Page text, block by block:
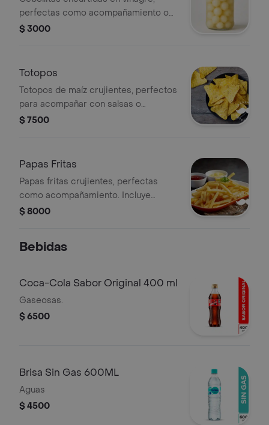
perfectas como acompañamiento o
para añadir a tus platos favoritos.
$ 3000
Totopos
Totopos de maíz crujientes, perfectos
para acompañar con salsas o
guacamole.
$ 7500
Papas Fritas
Papas fritas crujientes, perfectas
como acompañamiento. Incluye
salsas de tomate y mayonesa.
$ 8000
Bebidas
Coca-Cola Sabor Original 400 ml
Gaseosas.
$ 6500
Brisa Sin Gas 600ML
Aguas
$ 4500